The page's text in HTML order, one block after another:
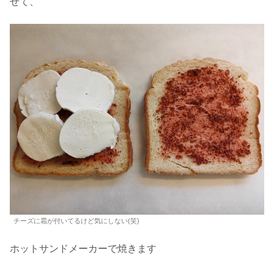
チーズに霜が付いてるけど気にしない(笑)
ホットサンドメーカーで焼きます